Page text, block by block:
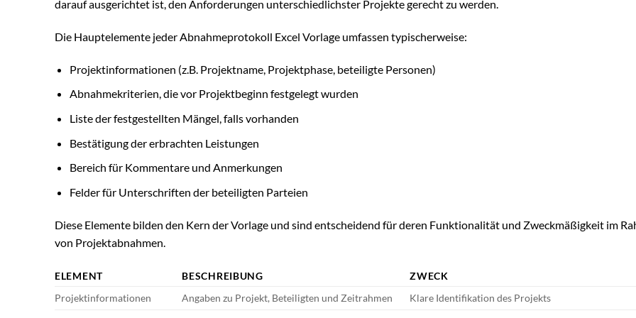
darauf ausgerichtet ist, den Anforderungen unterschiedlichster Projekte gerecht zu werden.
Die Hauptelemente jeder Abnahmeprotokoll Excel Vorlage umfassen typischerweise:
Projektinformationen (z.B. Projektname, Projektphase, beteiligte Personen)
Abnahmekriterien, die vor Projektbeginn festgelegt wurden
Liste der festgestellten Mängel, falls vorhanden
Bestätigung der erbrachten Leistungen
Bereich für Kommentare und Anmerkungen
Felder für Unterschriften der beteiligten Parteien
Diese Elemente bilden den Kern der Vorlage und sind entscheidend für deren Funktionalität und Zweckmäßigkeit im
von Projektabnahmen.
ELEMENT BESCHREIBUNG
ZWECK
Projektinformationen
Angaben zu Projekt, Beteiligten und Zeitrahmen
Klare Identifikation des Projekts